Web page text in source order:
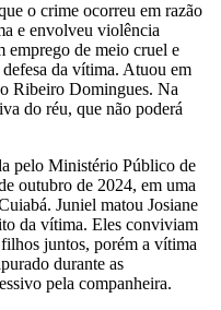
o crime ocorreu em razão
e envolveu violência
emprego de meio cruel e
da vítima. Atuou em
Ribeiro Domingues. Na
do réu, que não poderá
pelo Ministério Público de
outubro de 2024, em uma
Juniel matou Josiane
da vítima. Eles conviviam
juntos, porém a vítima
durante as
pela companheira.